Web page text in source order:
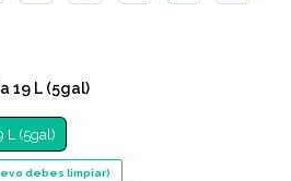
19 L (5gal)
L (5gal)